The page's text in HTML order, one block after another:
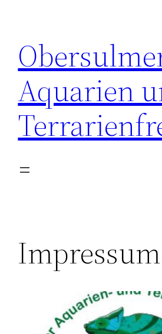
springen
Aquarien
Impressum